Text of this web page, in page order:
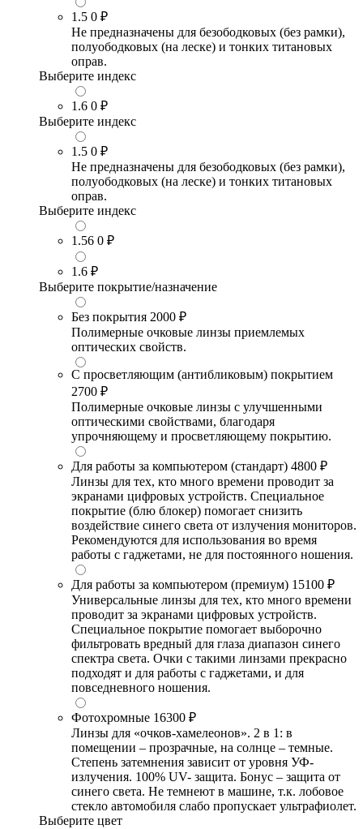
1.5 0 ₽
Не предназначены для безободковых (без рамки),
полуободковых (на леске) и тонких титановых
оправ.
Выберите индекс
1.6 0 ₽
Выберите индекс
1.5 0 ₽
Не предназначены для безободковых (без рамки),
полуободковых (на леске) и тонких титановых
оправ.
Выберите индекс
1.56 0 ₽
1.6 ₽
Выберите покрытие/назначение
Без покрытия 2000 ₽
Полимерные очковые линзы приемлемых
оптических свойств.
С просветляющим (антибликовым) покрытием
2700 ₽
Полимерные очковые линзы с улучшенными
оптическими свойствами, благодаря
упрочняющему и просветляющему покрытию.
Для работы за компьютером (стандарт) 4800 ₽
Линзы для тех, кто много времени проводит за
экранами цифровых устройств. Специальное
покрытие (блю блокер) помогает снизить
воздействие синего света от излучения мониторов.
Рекомендуются для использования во время
работы с гаджетами, не для постоянного ношения.
Для работы за компьютером (премиум) 15100 ₽
Универсальные линзы для тех, кто много времени
проводит за экранами цифровых устройств.
Специальное покрытие помогает выборочно
фильтровать вредный для глаза диапазон синего
спектра света. Очки с такими линзами прекрасно
подходят и для работы с гаджетами, и для
повседневного ношения.
Фотохромные 16300 ₽
Линзы для «очков-хамелеонов». 2 в 1: в
помещении – прозрачные, на солнце – темные.
Степень затемнения зависит от уровня УФ-
излучения. 100% UV- защита. Бонус – защита от
синего света. Не темнеют в машине, т.к. лобовое
стекло автомобиля слабо пропускает ультрафиолет.
Выберите цвет